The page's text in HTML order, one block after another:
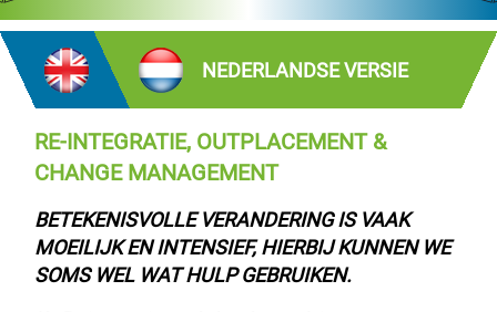
NEDERLANDSE VERSIE
RE-INTEGRATIE, OUTPLACEMENT &
CHANGE MANAGEMENT
BETEKENISVOLLE VERANDERING IS VAAK
MOEILIJK EN INTENSIEF, HIERBIJ KUNNEN WE
SOMS WEL WAT HULP GEBRUIKEN.